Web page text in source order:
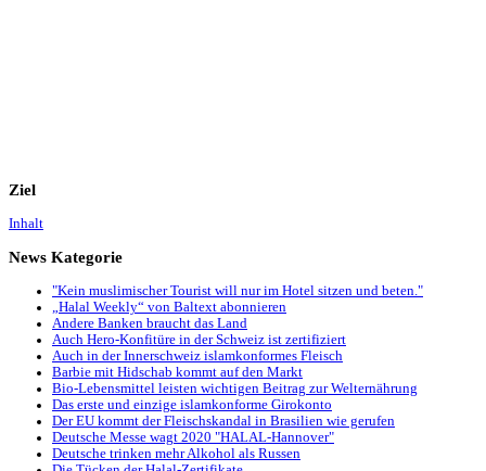
Ziel
Inhalt
News Kategorie
"Kein muslimischer Tourist will nur im Hotel sitzen und beten."
„Halal Weekly“ von Baltext abonnieren
Andere Banken braucht das Land
Auch Hero-Konfitüre in der Schweiz ist zertifiziert
Auch in der Innerschweiz islamkonformes Fleisch
Barbie mit Hidschab kommt auf den Markt
Bio-Lebensmittel leisten wichtigen Beitrag zur Welternährung
Das erste und einzige islamkonforme Girokonto
Der EU kommt der Fleischskandal in Brasilien wie gerufen
Deutsche Messe wagt 2020 "HALAL-Hannover"
Deutsche trinken mehr Alkohol als Russen